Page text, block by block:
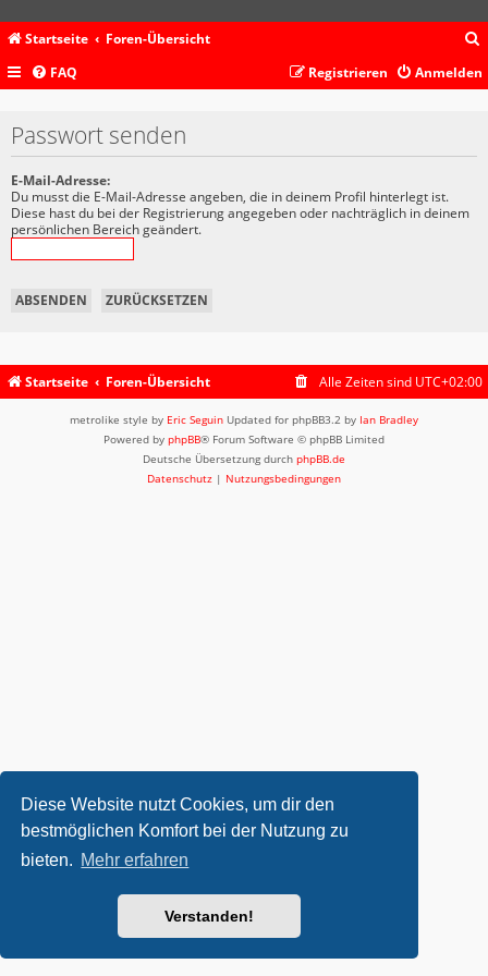
Diese Website nutzt Cookies, um dir den
bestmöglichen Komfort bei der Nutzung zu
bieten. Mehr erfahren
Verstanden!
Startseite Foren-Übersicht
c
FAQ Anmelden
Registrieren
Passwort senden
E-Mail-Adresse:
Du musst die E-Mail-Adresse angeben, die in deinem Profil hinterlegt ist.
Diese hast du bei der Registrierung angegeben oder nachträglich in deinem
persönlichen Bereich geändert.
Startseite Foren-Übersicht Alle Zeiten sind UTC+02:00
metrolike style by Eric Seguin Updated for phpBB3.2 by Ian Bradley
Powered by phpBB® Forum Software © phpBB Limited
Deutsche Übersetzung durch phpBB.de
Datenschutz | Nutzungsbedingungen